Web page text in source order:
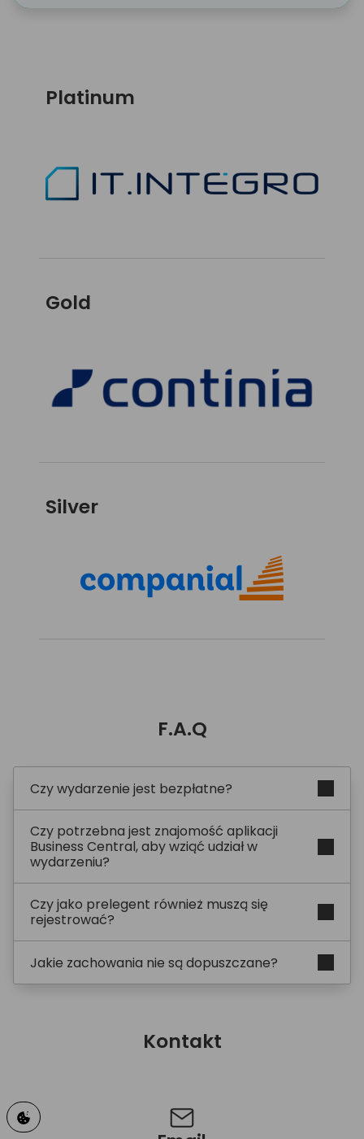
Platinum
Gold
Silver
F.A.Q
Czy wydarzenie jest bezpłatne?
Czy potrzebna jest znajomość aplikacji
Business Central, aby wziąć udział w
wydarzeniu?
Czy jako prelegent również muszą się
rejestrować?
Jakie zachowania nie są dopuszczane?
Kontakt